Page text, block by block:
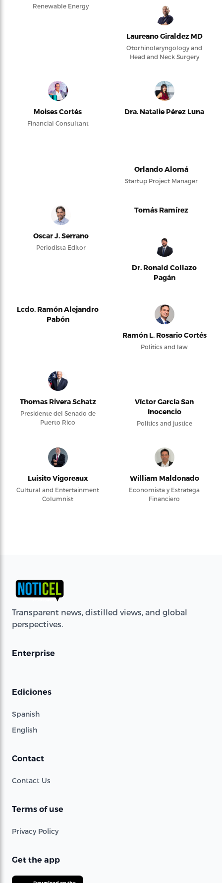
Renewable Energy
Laureano Giraldez MD
Otorhinolaryngology and
Head and Neck Surgery
Moises Cortés
Financial Consultant
Dra. Natalie Pérez Luna
Orlando Alomá
Startup Project Manager
Oscar J. Serrano
Periodista Editor
Tomás Ramírez
Dr. Ronald Collazo
Pagán
Lcdo. Ramón Alejandro
Pabón
Ramón L. Rosario Cortés
Politics and law
Thomas Rivera Schatz
Presidente del Senado de
Puerto Rico
Víctor García San
Inocencio
Politics and justice
Luisito Vigoreaux
Cultural and Entertainment
Columnist
William Maldonado
Economista y Estratega
Financiero
Transparent news, distilled views, and global
perspectives.
Enterprise
Ediciones
Spanish
English
Contact
Contact Us
Terms of use
Privacy Policy
Get the app